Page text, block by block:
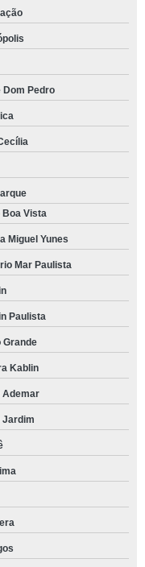
Dom Pedro
Boa Vista
Miguel Yunes
Mar Paulista
Paulista
Grande
Kablin
Ademar
Jardim